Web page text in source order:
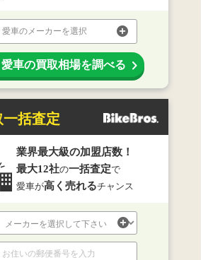
愛車のメーカーを選択
愛車の買取相場を調べる
一括査定
業界最大級の加盟店数！
最大12社の一括査定で
愛車が高く売れるチャンス